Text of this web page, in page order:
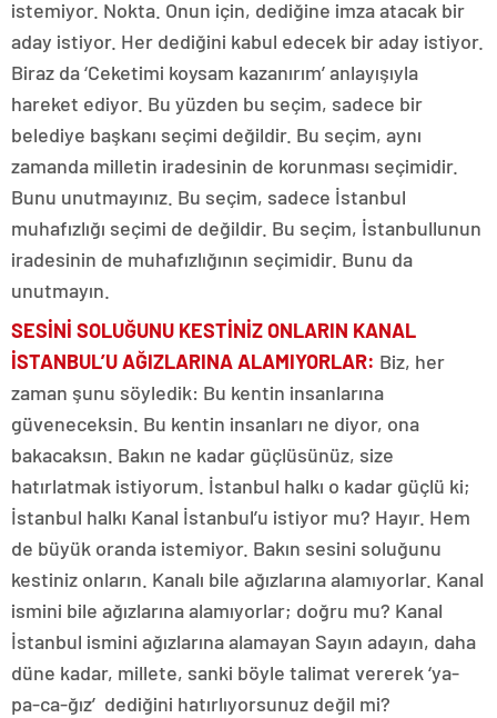
istemiyor. Nokta. Onun için, dediğine imza atacak bir
aday istiyor. Her dediğini kabul edecek bir aday istiyor.
Biraz da ‘Ceketimi koysam kazanırım’ anlayışıyla
hareket ediyor. Bu yüzden bu seçim, sadece bir
belediye başkanı seçimi değildir. Bu seçim, aynı
zamanda milletin iradesinin de korunması seçimidir.
Bunu unutmayınız. Bu seçim, sadece İstanbul
muhafızlığı seçimi de değildir. Bu seçim, İstanbullunun
iradesinin de muhafızlığının seçimidir. Bunu da
unutmayın.
SESİNİ SOLUĞUNU KESTİNİZ ONLARIN KANAL
İSTANBUL’U AĞIZLARINA ALAMIYORLAR: Biz, her
zaman şunu söyledik: Bu kentin insanlarına
güveneceksin. Bu kentin insanları ne diyor, ona
bakacaksın. Bakın ne kadar güçlüsünüz, size
hatırlatmak istiyorum. İstanbul halkı o kadar güçlü ki;
İstanbul halkı Kanal İstanbul’u istiyor mu? Hayır. Hem
de büyük oranda istemiyor. Bakın sesini soluğunu
kestiniz onların. Kanalı bile ağızlarına alamıyorlar. Kanal
ismini bile ağızlarına alamıyorlar; doğru mu? Kanal
İstanbul ismini ağızlarına alamayan Sayın adayın, daha
düne kadar, millete, sanki böyle talimat vererek ‘ya-
pa-ca-ğız’ dediğini hatırlıyorsunuz değil mi?